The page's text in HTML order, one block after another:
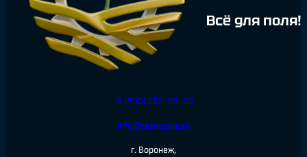
Всё для поля!
8 (800) 222-98-93
info@texnopole.ru
г. Воронеж,